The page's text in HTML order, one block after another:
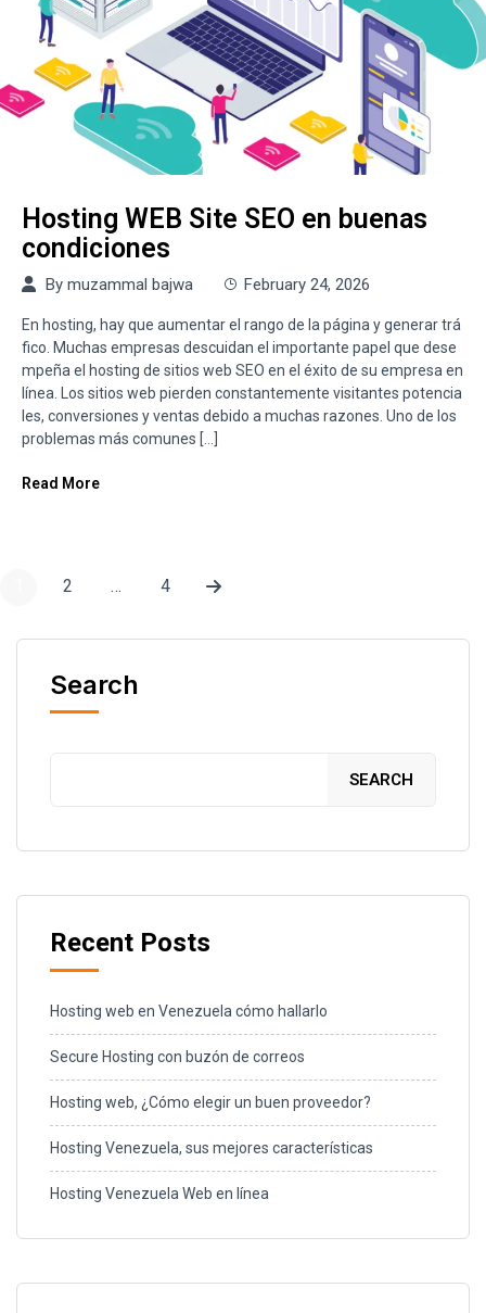
Hosting WEB Site SEO en buenas
condiciones
By muzammal bajwa February 24, 2026
En hosting, hay que aumentar el rango de la página y generar trá
fico. Muchas empresas descuidan el importante papel que dese
mpeña el hosting de sitios web SEO en el éxito de su empresa en
línea. Los sitios web pierden constantemente visitantes potencia
les, conversiones y ventas debido a muchas razones. Uno de los
problemas más comunes […]
Read More
2 … 4
Search
SEARCH
Recent Posts
Hosting web en Venezuela cómo hallarlo
Secure Hosting con buzón de correos
Hosting web, ¿Cómo elegir un buen proveedor?
Hosting Venezuela, sus mejores características
Hosting Venezuela Web en línea